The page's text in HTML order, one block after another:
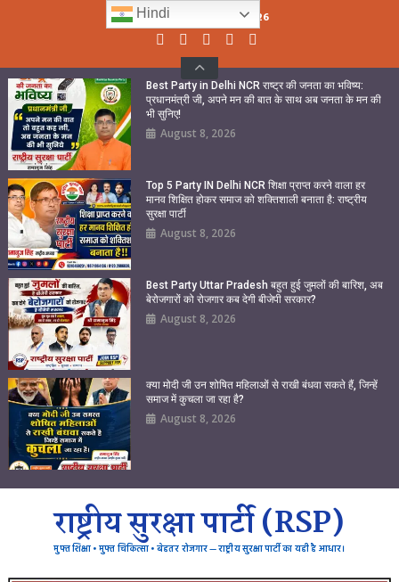
Sunday, August 09, 2026
Best Party in Delhi NCR राष्ट्र की जनता का भविष्य:
प्रधानमंत्री जी, अपने मन की बात के साथ अब जनता के मन की
भी सुनिए!
August 8, 2026
Top 5 Party IN Delhi NCR शिक्षा प्राप्त करने वाला हर
मानव शिक्षित होकर समाज को शक्तिशाली बनाता है: राष्ट्रीय
सुरक्षा पार्टी
August 8, 2026
Best Party Uttar Pradesh बहुत हुई जुमलों की बारिश, अब
बेरोजगारों को रोजगार कब देगी बीजेपी सरकार?
August 8, 2026
क्या मोदी जी उन शोषित महिलाओं से राखी बंधवा सकते हैं, जिन्हें
समाज में कुचला जा रहा है?
August 8, 2026
राष्ट्रीय सुरक्षा पार्टी (RSP)
मुफ्त शिक्षा • मुफ्त चिकित्सा • बेहतर रोजगार — राष्ट्रीय सुरक्षा पार्टी का यही है आधार।
Hindi